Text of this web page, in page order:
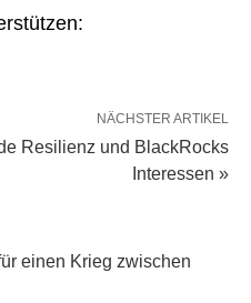
NÄCHSTER ARTIKEL
Resilienz und BlackRocks
Interessen »
einen Krieg zwischen